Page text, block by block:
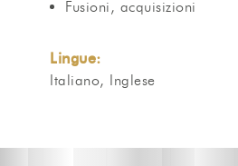
Fusioni, acquisizioni
Lingue:
Italiano, Inglese